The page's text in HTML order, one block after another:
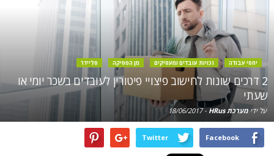
יחסי עבודה זכויות עובדים ומעסיקים מן הפסיקה סליידר
2 דרכים שונות לחישוב פיצויי פיטורין לעובדים בשכר יומי או
שעתי
על ידימערכת HRus -
18/06/2017
Facebook
Twitter